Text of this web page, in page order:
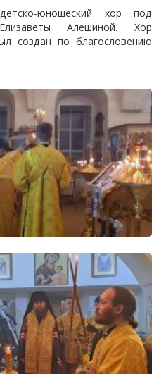
юношеский хор под
Алешиной. Хор
создан по благословению